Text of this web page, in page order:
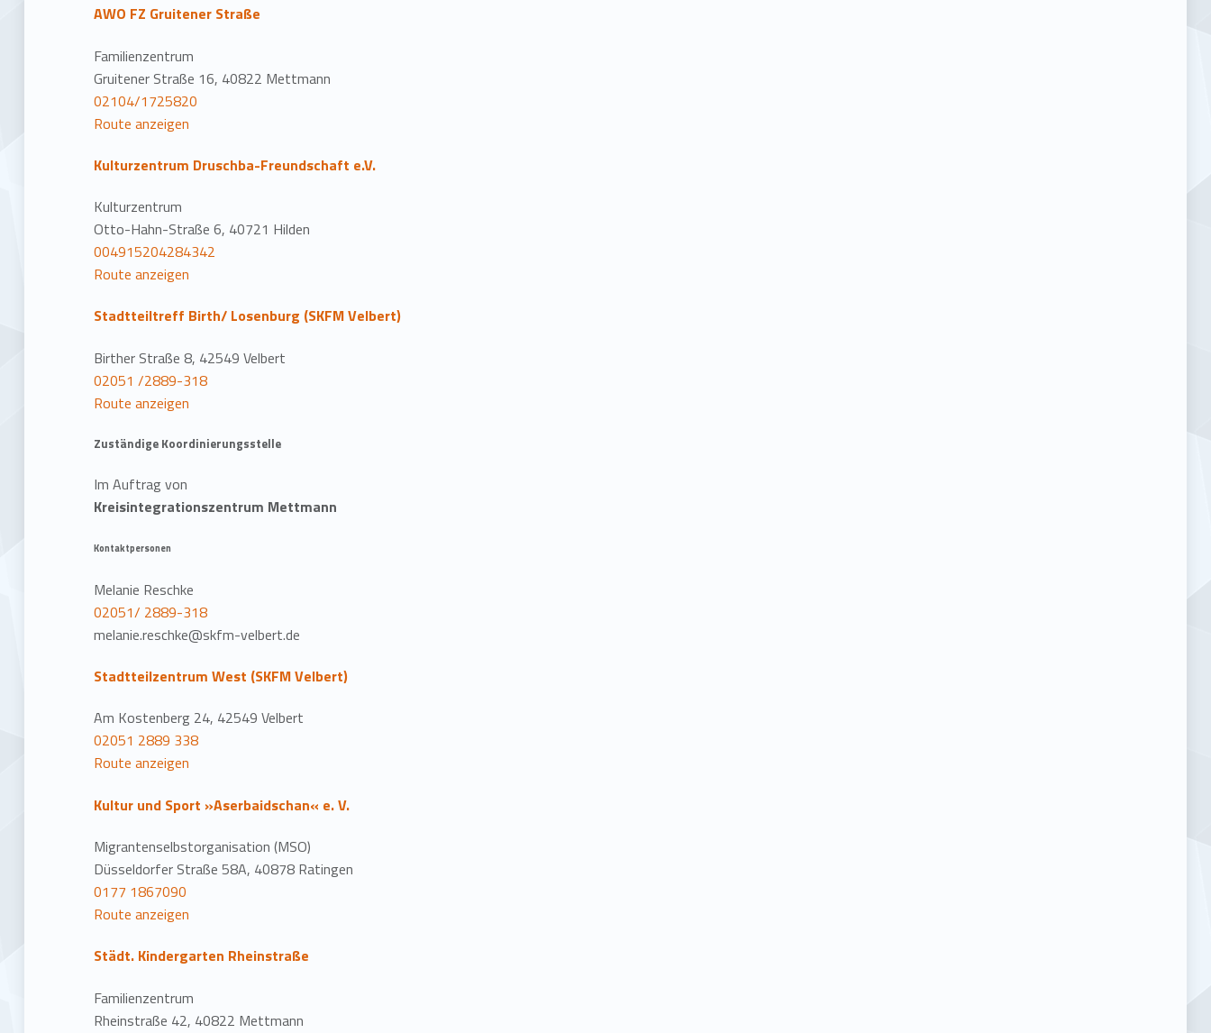
AWO FZ Gruitener Straße
Familienzentrum
Gruitener Straße 16, 40822 Mettmann
02104/1725820
Route anzeigen
Kulturzentrum Druschba-Freundschaft e.V.
Kulturzentrum
Otto-Hahn-Straße 6, 40721 Hilden
004915204284342
Route anzeigen
Stadtteiltreff Birth/ Losenburg (SKFM Velbert)
Birther Straße 8, 42549 Velbert
02051 /2889-318
Route anzeigen
Zuständige Koordinierungsstelle
Im Auftrag von
Kreisintegrationszentrum Mettmann
Kontaktpersonen
Melanie Reschke
02051/ 2889-318
melanie.reschke@skfm-velbert.de
Stadtteilzentrum West (SKFM Velbert)
Am Kostenberg 24, 42549 Velbert
02051 2889 338
Route anzeigen
Kultur und Sport »Aserbaidschan« e. V.
Migrantenselbstorganisation (MSO)
Düsseldorfer Straße 58A, 40878 Ratingen
0177 1867090
Route anzeigen
Städt. Kindergarten Rheinstraße
Familienzentrum
Rheinstraße 42, 40822 Mettmann